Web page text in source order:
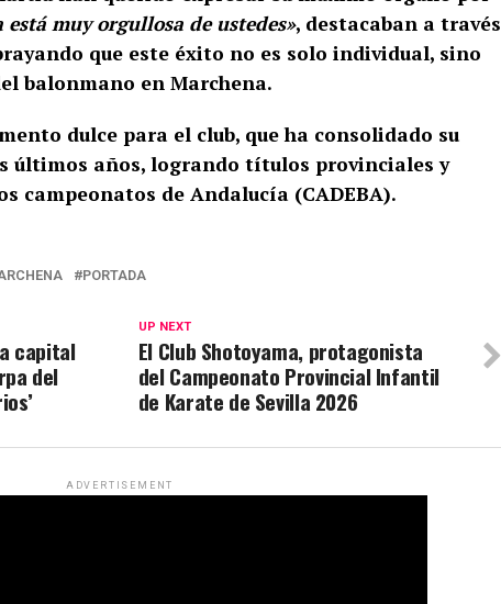
muy orgullosa de ustedes», destacaban a través
que este éxito no es solo individual, sino
balonmano en Marchena.
dulce para el club, que ha consolidado su
últimos años, logrando títulos provinciales y
campeonatos de Andalucía (CADEBA).
PORTADA
UP NEXT
El Club Shotoyama, protagonista
del Campeonato Provincial Infantil
de Karate de Sevilla 2026
capital
del
ADVERTISEMENT